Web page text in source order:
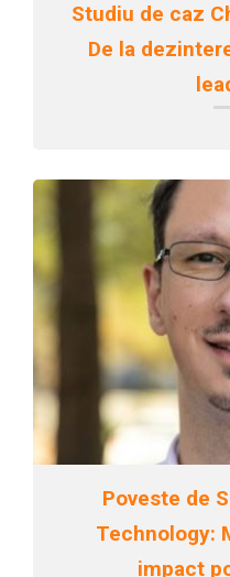
Studiu de caz
De la
Poveste de
Technology:
impact